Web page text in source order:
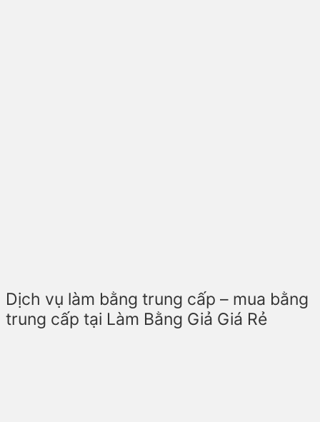
Dịch vụ làm bằng trung cấp – mua bằng
trung cấp tại Làm Bằng Giả Giá Rẻ